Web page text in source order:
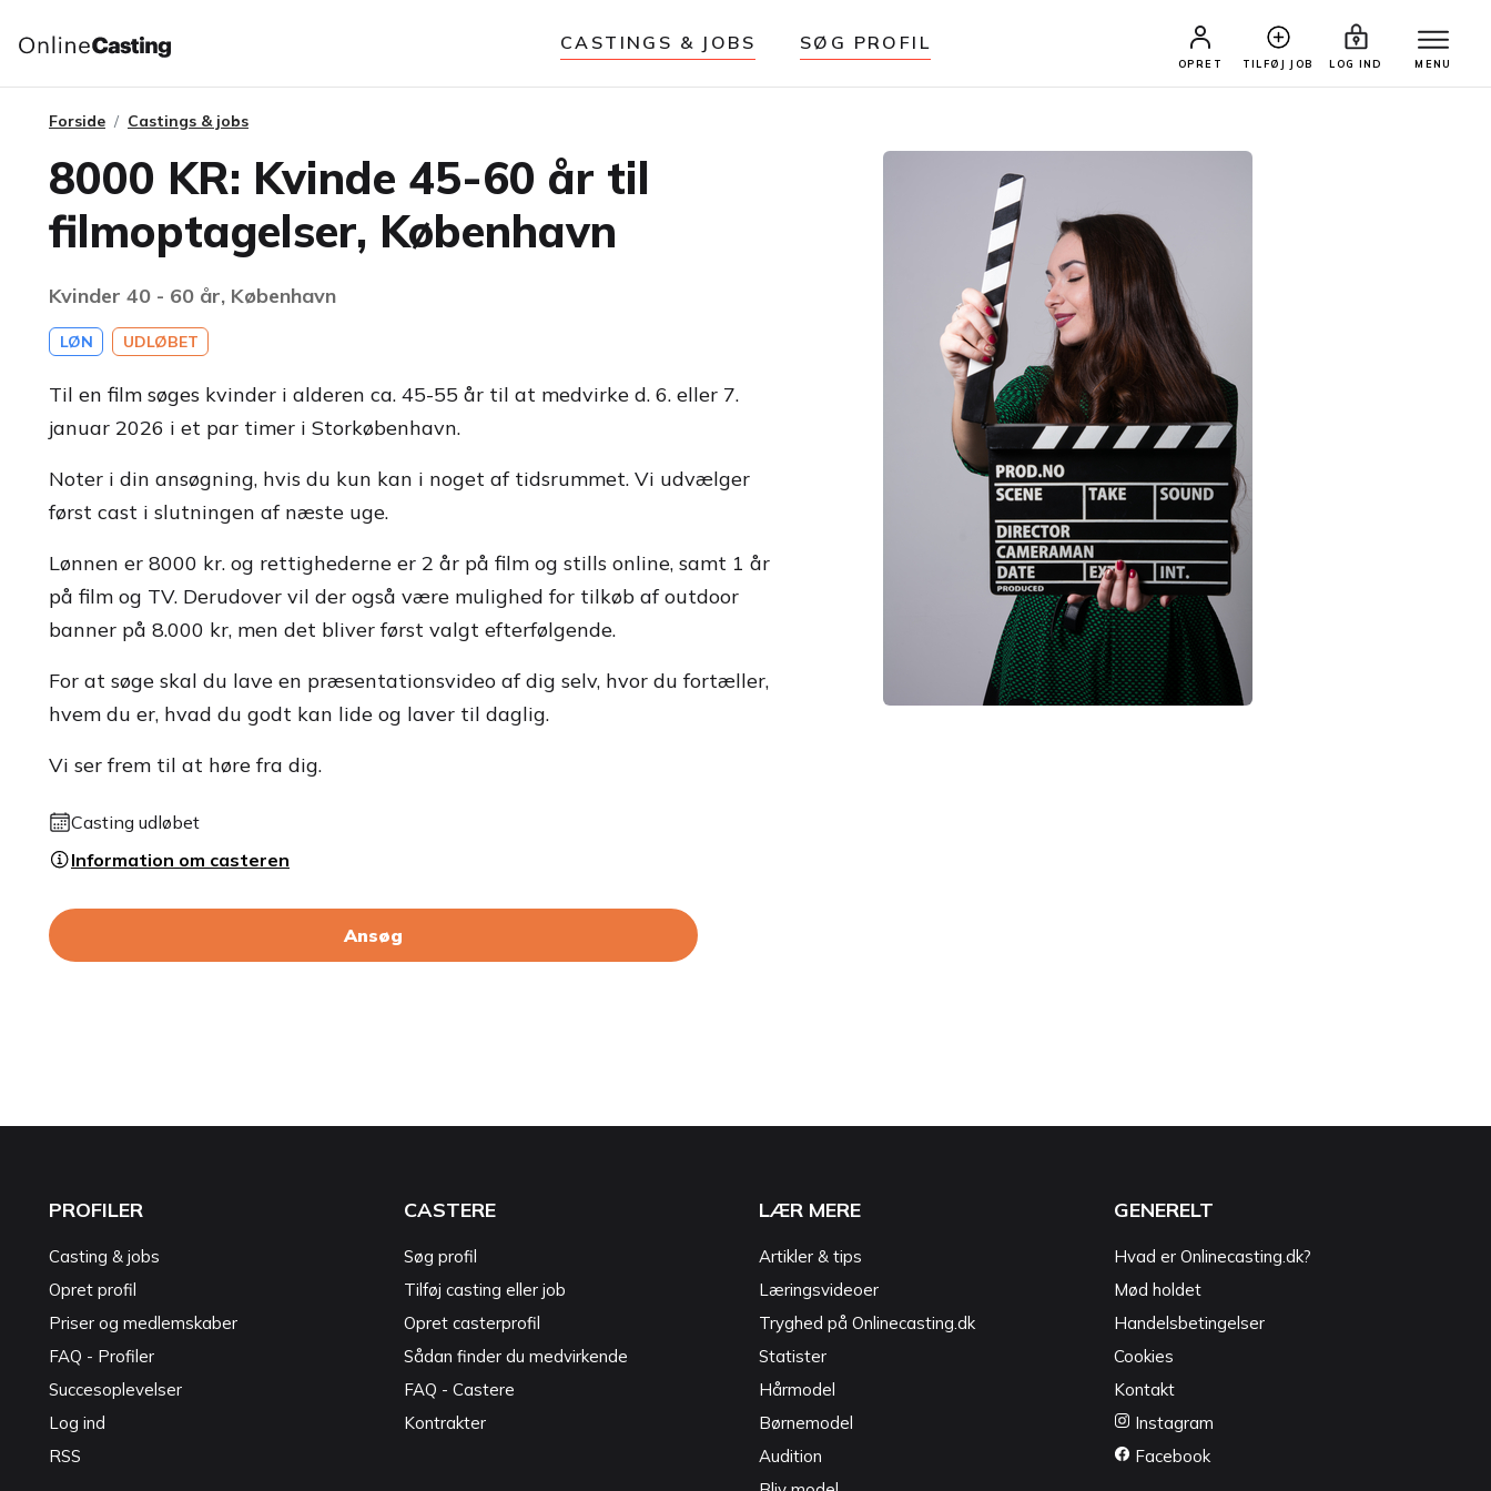
CASTINGS & JOBS SØG PROFIL
OPRET TILFØJ JOB LOG IND MENU
Forside Castings & jobs
8000 KR: Kvinde 45-60 år til
filmoptagelser, København
Kvinder 40 - 60 år, København
LØN UDLØBET
Til en film søges kvinder i alderen ca. 45-55 år til at medvirke d. 6. eller 7.
januar 2026 i et par timer i Storkøbenhavn.
Noter i din ansøgning, hvis du kun kan i noget af tidsrummet. Vi udvælger
først cast i slutningen af næste uge.
Lønnen er 8000 kr. og rettighederne er 2 år på film og stills online, samt 1 år
på film og TV. Derudover vil der også være mulighed for tilkøb af outdoor
banner på 8.000 kr, men det bliver først valgt efterfølgende.
For at søge skal du lave en præsentationsvideo af dig selv, hvor du fortæller,
hvem du er, hvad du godt kan lide og laver til daglig.
Vi ser frem til at høre fra dig.
Casting udløbet
Information om casteren
Ansøg
PROFILER
Casting & jobs
Opret profil
Priser og medlemskaber
FAQ - Profiler
Succesoplevelser
Log ind
RSS
CASTERE
Søg profil
Tilføj casting eller job
Opret casterprofil
Sådan finder du medvirkende
FAQ - Castere
Kontrakter
LÆR MERE
Artikler & tips
Læringsvideoer
Tryghed på Onlinecasting.dk
Statister
Hårmodel
Børnemodel
Audition
GENERELT
Hvad er Onlinecasting.dk?
Mød holdet
Handelsbetingelser
Cookies
Kontakt
Instagram
Facebook